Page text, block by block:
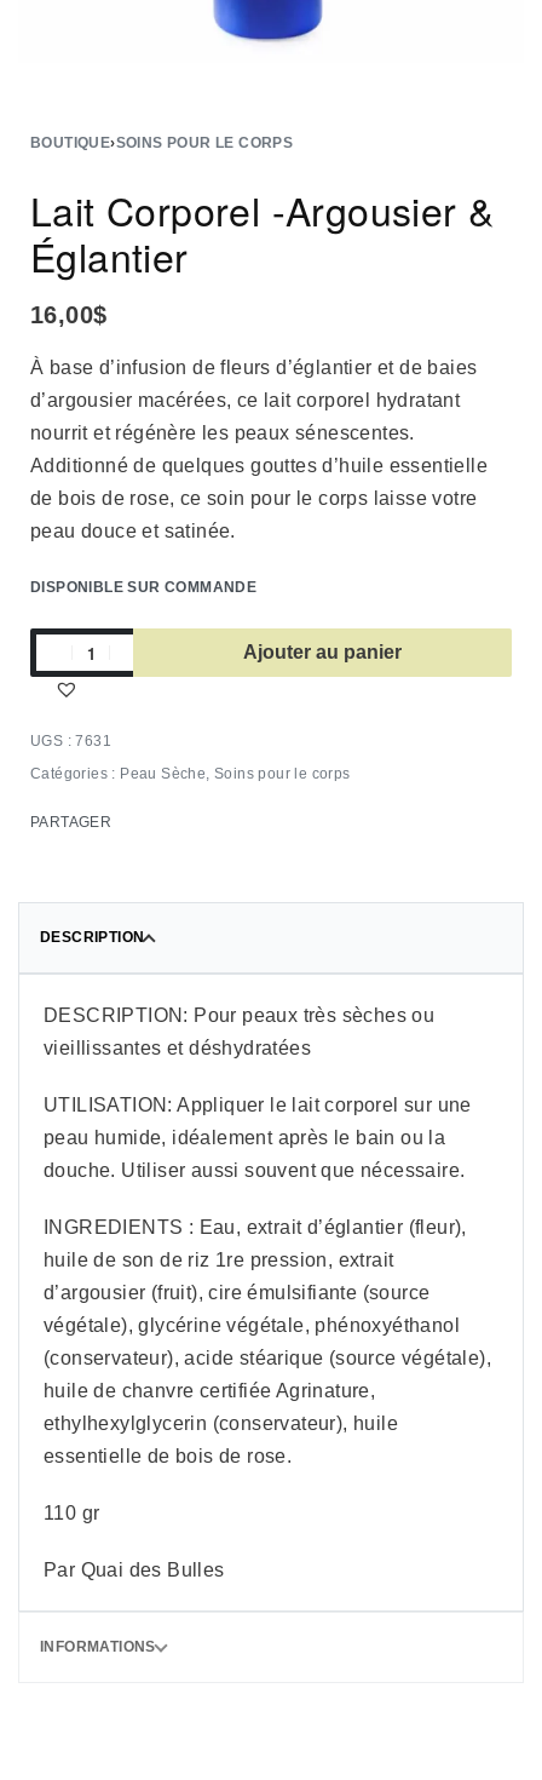
BOUTIQUE›SOINS POUR LE CORPS
Lait Corporel -Argousier &
Églantier
16,00$
À base d’infusion de fleurs d’églantier et de baies
d’argousier macérées, ce lait corporel hydratant
nourrit et régénère les peaux sénescentes.
Additionné de quelques gouttes d’huile essentielle
de bois de rose, ce soin pour le corps laisse votre
peau douce et satinée.
DISPONIBLE SUR COMMANDE
Ajouter au panier
7631
Catégories : Peau Sèche,Soins pour le corps
PARTAGER
DESCRIPTION
DESCRIPTION: Pour peaux très sèches ou
vieillissantes et déshydratées
UTILISATION: Appliquer le lait corporel sur une
peau humide, idéalement après le bain ou la
douche. Utiliser aussi souvent que nécessaire.
INGREDIENTS : Eau, extrait d’églantier (fleur),
huile de son de riz 1re pression, extrait
d’argousier (fruit), cire émulsifiante (source
végétale), glycérine végétale, phénoxyéthanol
(conservateur), acide stéarique (source végétale),
huile de chanvre certifiée Agrinature,
ethylhexylglycerin (conservateur), huile
essentielle de bois de rose.
110 gr
Par Quai des Bulles
INFORMATIONS